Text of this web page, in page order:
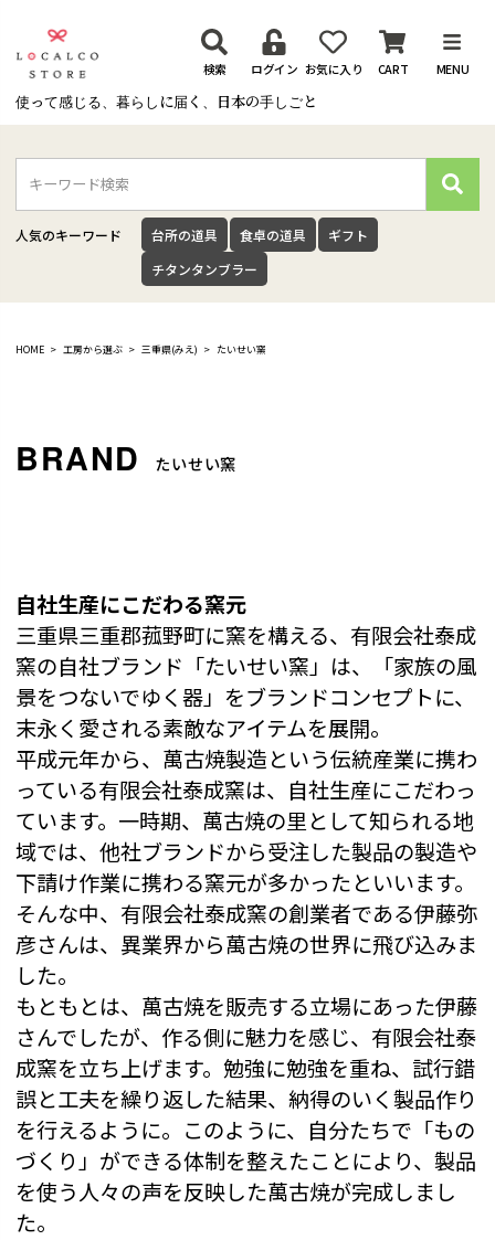
使って感じる、暮らしに届く、日本の手しごと
検索 ログイン お気に入り CART MENU
検
索
人気のキーワード 台所の道具 食卓の道具
ギフト
チタンタンブラー
HOME 工房から選ぶ 三重県(みえ) たいせい窯
たいせい窯
自社生産にこだわる窯元
三重県三重郡菰野町に窯を構える、有限会社泰成
窯の自社ブランド「たいせい窯」は、「家族の風
景をつないでゆく器」をブランドコンセプトに、
末永く愛される素敵なアイテムを展開。
平成元年から、萬古焼製造という伝統産業に携わ
っている有限会社泰成窯は、自社生産にこだわっ
ています。一時期、萬古焼の里として知られる地
域では、他社ブランドから受注した製品の製造や
下請け作業に携わる窯元が多かったといいます。
そんな中、有限会社泰成窯の創業者である伊藤弥
彦さんは、異業界から萬古焼の世界に飛び込みま
した。
もともとは、萬古焼を販売する立場にあった伊藤
さんでしたが、作る側に魅力を感じ、有限会社泰
成窯を立ち上げます。勉強に勉強を重ね、試行錯
誤と工夫を繰り返した結果、納得のいく製品作り
を行えるように。このように、自分たちで「もの
づくり」ができる体制を整えたことにより、製品
を使う人々の声を反映した萬古焼が完成しまし
た。